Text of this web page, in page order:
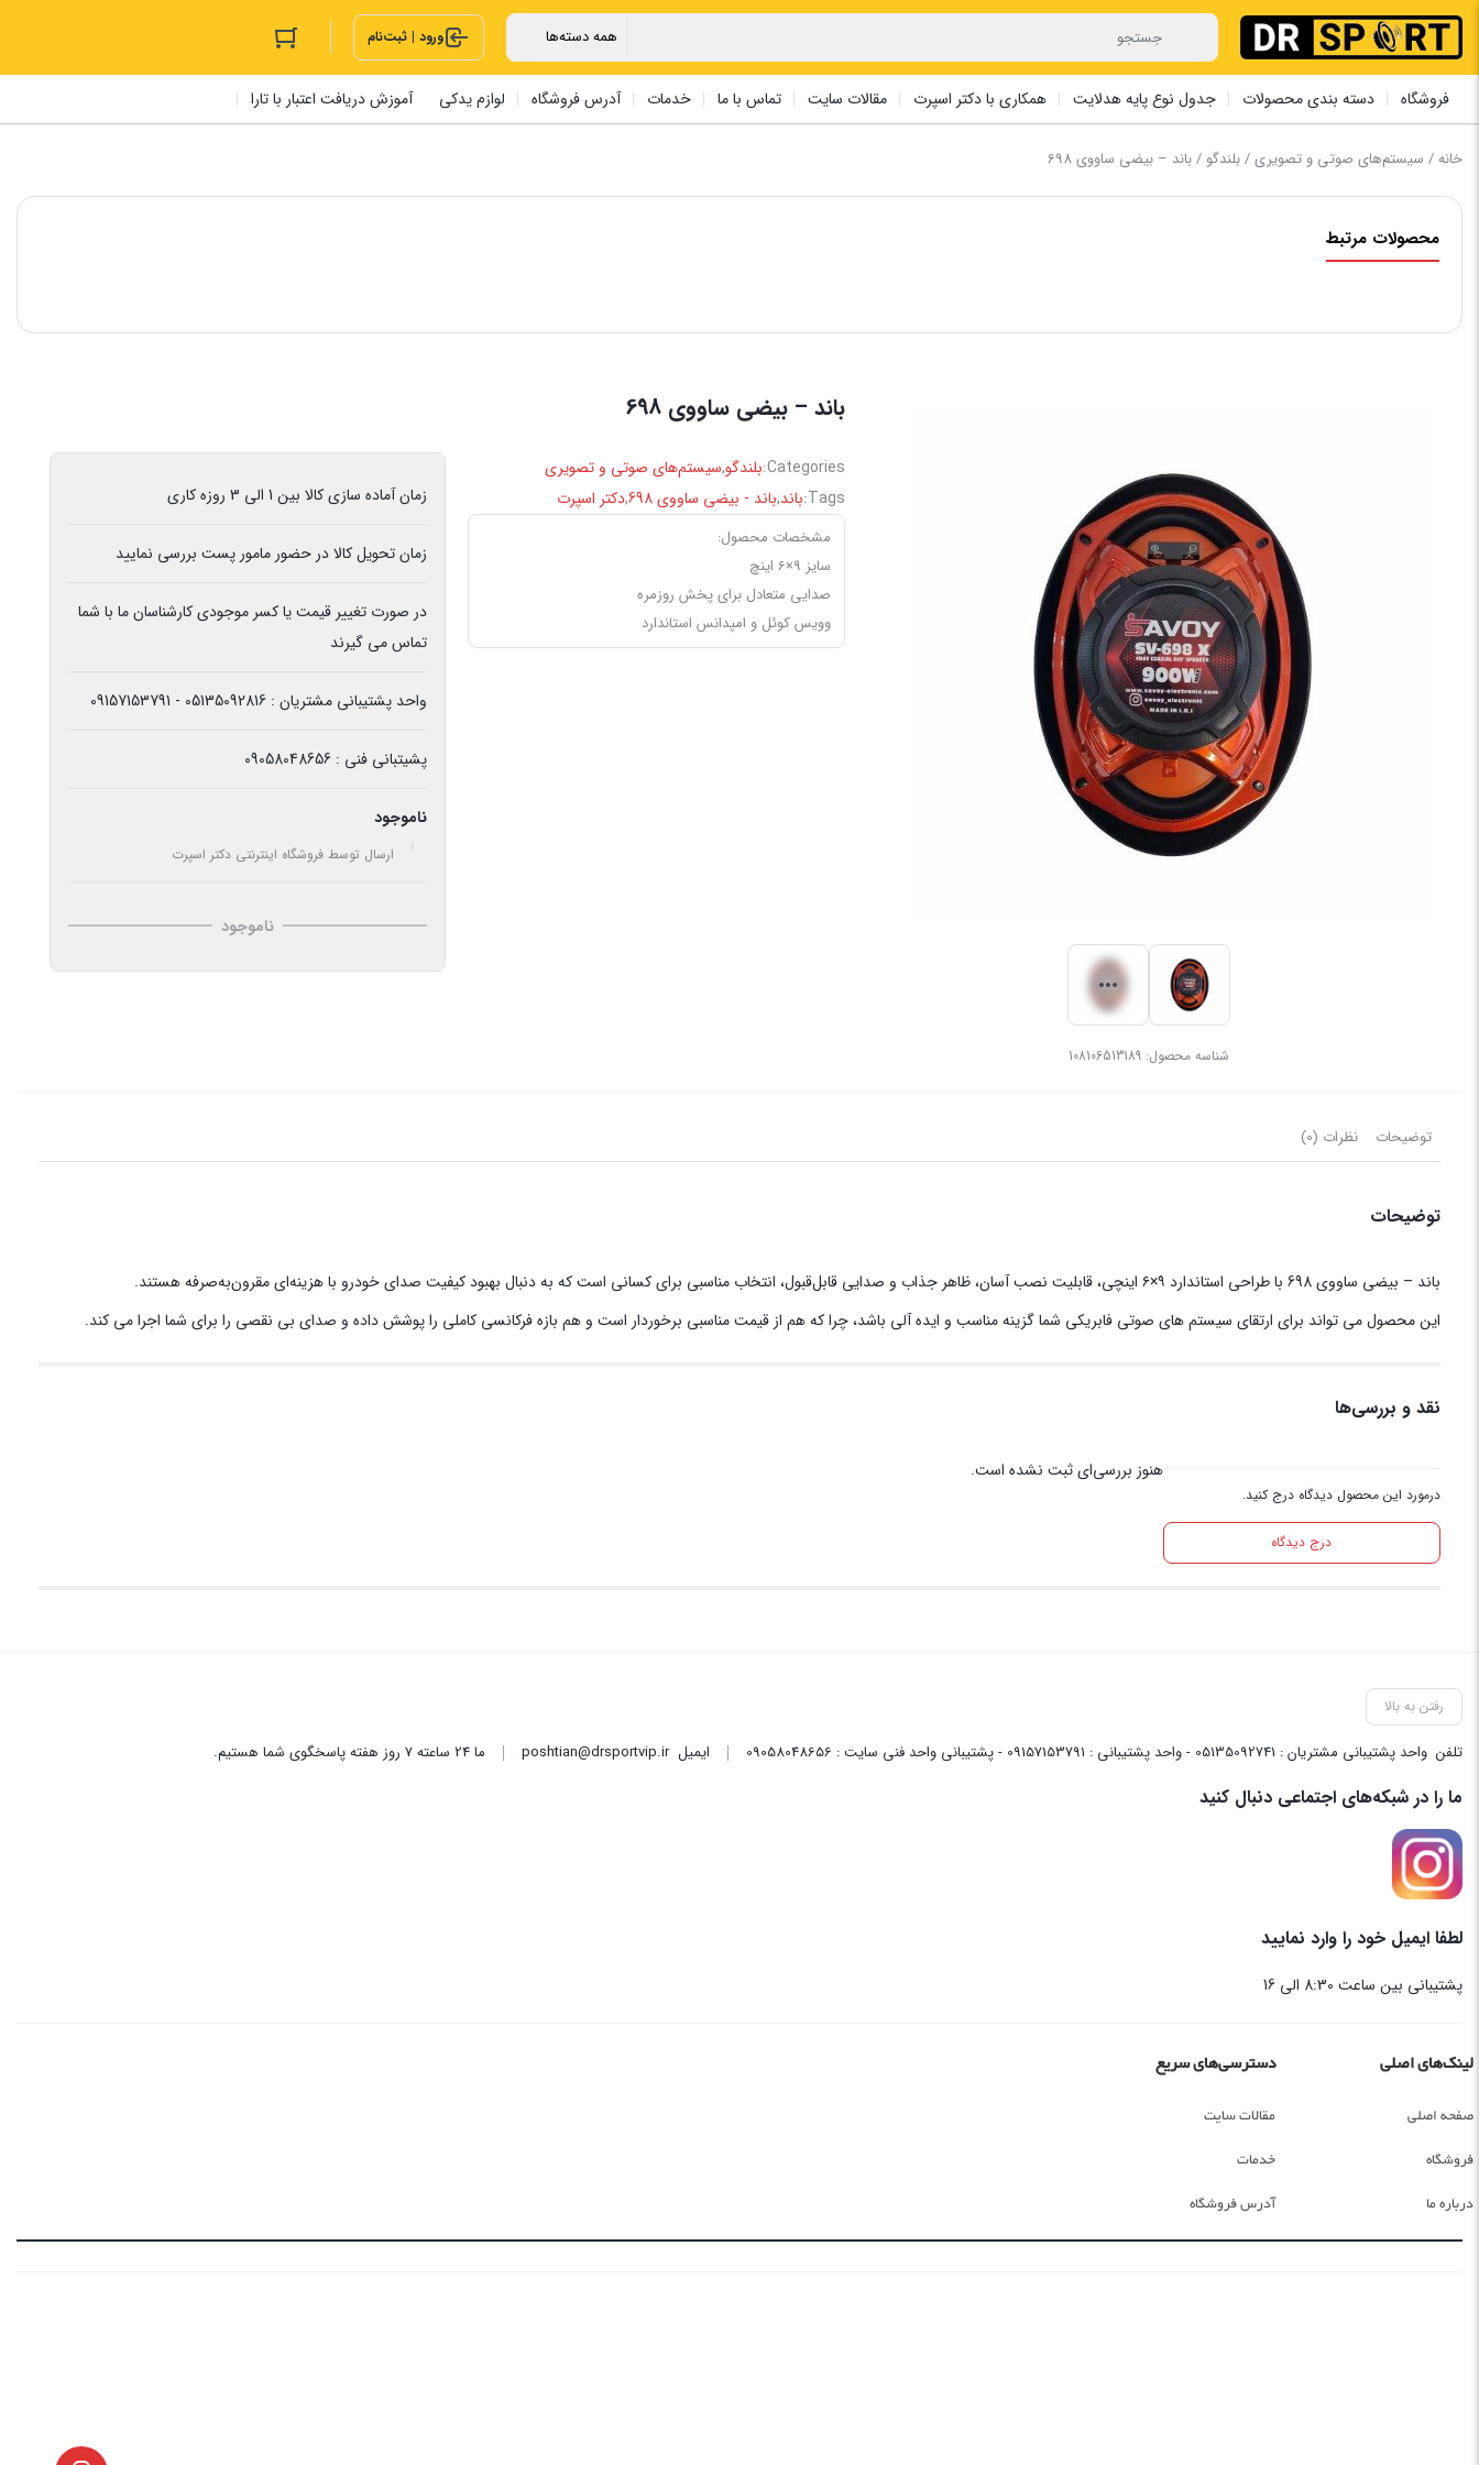
ورود | ثبت‌نام
فروشگاه دسته بندی محصولات جدول نوع پایه هدلایت همکاری با دکتر اسپرت مقالات سایت تماس با ما خدمات آدرس فروشگاه لوازم یدکی آموزش دریافت اعتبار با تارا
خانه/ سیستم‌های صوتی و تصویری/بلندگو / باند – بیضی ‏ساووی 698
محصولات مرتبط
شناسه محصول:108106513189
باند – بیضی ‏ساووی 698
Categories: بلندگو,سیستم‌های صوتی و تصویری
Tags: باند,باند - بیضی ‏ساووی 698 ,دکتر اسپرت
مشخصات محصول:
سایز 9×6 اینچ
صدایی متعادل برای پخش روزمره
وویس کوئل و امپدانس استاندارد
زمان آماده سازی کالا بین 1 الی 3 روزه کاری
زمان تحویل کالا در حضور مامور پست بررسی نمایید
در صورت تغییر قیمت یا کسر موجودی کارشناسان ما با شما
تماس می گیرند
واحد پشتیبانی مشتریان : 05135092816 - 09157153791
پشیتبانی فنی : 09058048656
ناموجود
ارسال توسط فروشگاه اینترنتی دکتر اسپرت
ناموجود
توضیحات نظرات (0)
توضیحات
باند – بیضی ‏ساووی 698 با طراحی استاندارد ۹×۶ اینچی، قابلیت نصب آسان، ظاهر جذاب و صدایی قابل‌قبول، انتخاب مناسبی برای کسانی است که به دنبال بهبود کیفیت صدای خودرو با هزینه‌ای مقرون‌به‌صرفه هستند.
این محصول می تواند برای ارتقای سیستم های صوتی فابریکی شما گزینه مناسب و ایده آلی باشد، چرا که هم از قیمت مناسبی برخوردار است و هم بازه فرکانسی کاملی را پوشش داده و صدای بی نقصی را برای شما اجرا می کند.
نقد و بررسی‌ها
درمورد این محصول دیدگاه درج کنید.
درج دیدگاه
هنوز بررسی‌ای ثبت نشده است.
رفتن به بالا
تلفن واحد پشتیبانی مشتریان : 05135092741 - واحد پشتیبانی : 09157153791 - پشتیبانی واحد فنی سایت : 09058048656 ایمیلposhtian@drsportvip.ir ما 24 ساعته 7 روز هفته پاسخگوی شما هستیم.
ما را در شبکه‌های اجتماعی دنبال کنید
لطفا ایمیل خود را وارد نمایید
پشتیبانی بین ساعت 8:30 الی 16
لینک‌های اصلی
صفحه اصلی
فروشگاه
درباره ما
دسترسی‌های سریع
مقالات سایت
خدمات
آدرس فروشگاه